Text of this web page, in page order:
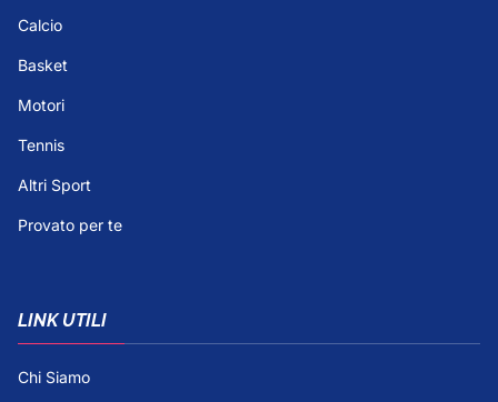
Calcio
Basket
Motori
Tennis
Altri Sport
Provato per te
LINK UTILI
Chi Siamo